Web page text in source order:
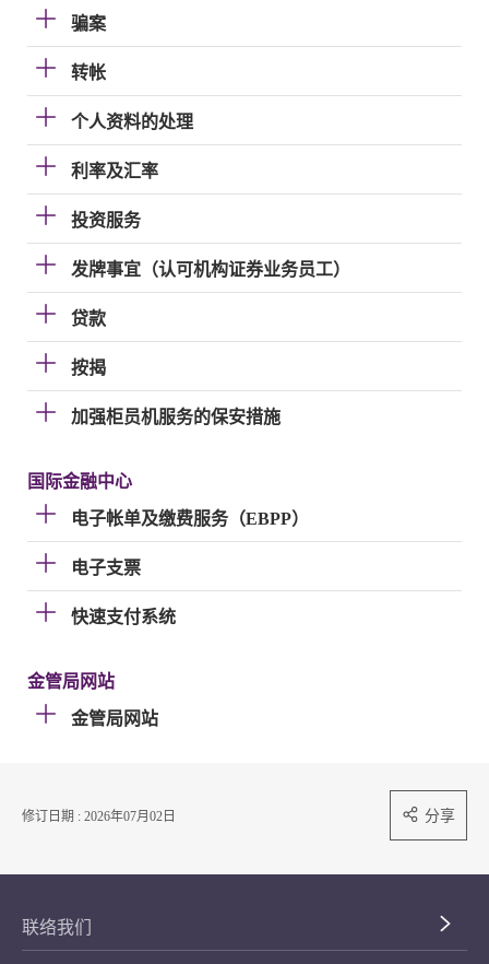
骗案
转帐
个人资料的处理
利率及汇率
投资服务
发牌事宜（认可机构证券业务员工）
贷款
按揭
加强柜员机服务的保安措施
国际金融中心
电子帐单及缴费服务（EBPP）
电子支票
快速支付系统
金管局网站
金管局网站
修订日期 : 2026年07月02日 分享
联络我们